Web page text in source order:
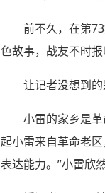
前不久，在第
色故事，战友不时报
让记者没想到的
小雷的家乡是
起小雷来自革命老
表达能力。”小雷欣